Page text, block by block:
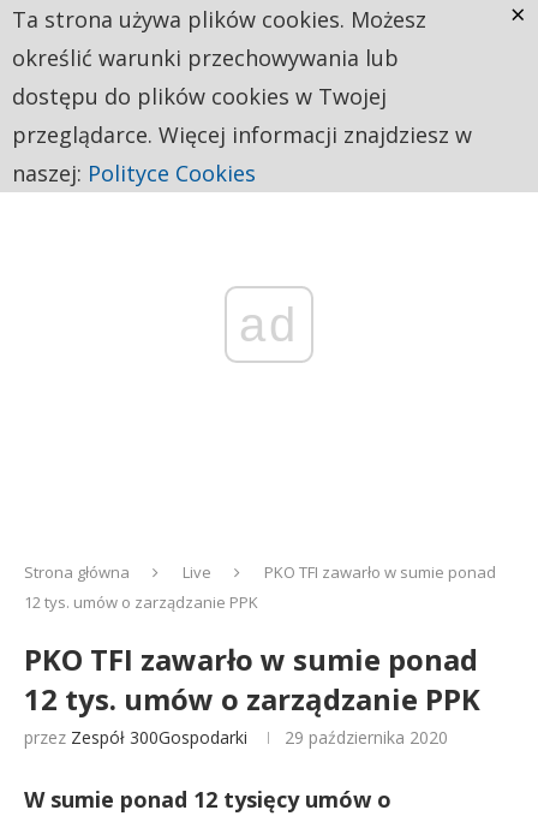
ad
Strona główna Live
PKO TFI zawarło w sumie ponad
12 tys. umów o zarządzanie PPK
PKO TFI zawarło w sumie ponad
12 tys. umów o zarządzanie PPK
przez Zespół 300Gospodarki 29 października 2020
W sumie ponad 12 tysięcy umów o
Ta strona używa plików cookies. Możesz
określić warunki przechowywania lub
dostępu do plików cookies w Twojej
przeglądarce. Więcej informacji znajdziesz w
naszej: Polityce Cookies
×